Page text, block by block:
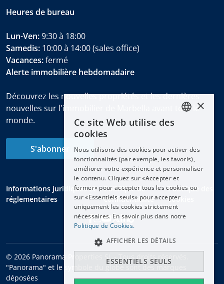
Heures de bureau
Lun-Ven:9:30 à 18:00
Samedis: 10:00 à 14:00 (sales office)
Vacances:fermé
Alerte immobilière hebdomadaire
Découvrez les nouvelles propriétés et les dernières
nouvelles sur l'immobilier de Marbella avant tout le
monde.
S'abonner
Informations juridiques et
réglementaires
Politique de
confidentialité
Politique des
cookies
© 2026 Panorama Properties SL - Tous droits réservés.
"Panorama" et le symbole du globe sont des marques
déposées
ENGLISH
DEUTSCH
FRANÇAIS
NEDERLANDS
×
Ce site Web utilise des
cookies
Nous utilisons des cookies pour activer des
fonctionnalités (par exemple, les favoris),
améliorer votre expérience et personnaliser
le contenu. Cliquez sur «Accepter et
fermer» pour accepter tous les cookies ou
sur «Essentiels seuls» pour accepter
uniquement les cookies strictement
nécessaires. En savoir plus dans notre
Politique de Cookies.
ESSENTIELS SEULS
AFFICHER LES DÉTAILS